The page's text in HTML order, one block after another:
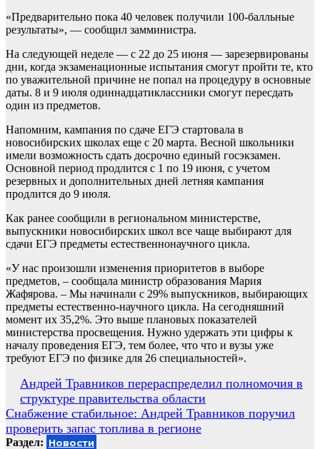
«Предварительно пока 40 человек получили 100-балльные
результаты», — сообщил замминистра.
На следующей неделе — с 22 до 25 июня — зарезервированы
дни, когда экзаменационные испытания смогут пройти те, кто
по уважительной причине не попал на процедуру в основные
даты. 8 и 9 июля одиннадцатиклассники смогут пересдать
один из предметов.
Напомним, кампания по сдаче ЕГЭ стартовала в
новосибирских школах еще с 20 марта. Весной школьники
имели возможность сдать досрочно единый госэкзамен.
Основной период продлится с 1 по 19 июня, с учетом
резервных и дополнительных дней летняя кампания
продлится до 9 июля.
Как ранее сообщили в региональном министерстве,
выпускники новосибирских школ все чаще выбирают для
сдачи ЕГЭ предметы естественнонаучного цикла.
«У нас произошли изменения приоритетов в выборе
предметов, – сообщала министр образования Мария
Жафярова. – Мы начинали с 29% выпускников, выбирающих
предметы естественно-научного цикла. На сегодняшний
момент их 35,2%. Это выше плановых показателей
министерства просвещения. Нужно удержать эти цифры к
началу проведения ЕГЭ, тем более, что что и вузы уже
требуют ЕГЭ по физике для 26 специальностей».
Навигация
по
записям
Андрей Травников перераспределил полномочия в
структуре правительства области
Снабжение стабильное: Андрей Травников поручил
проверить запас топлива в регионе
Раздел: Новости